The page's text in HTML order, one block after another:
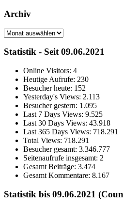
Archiv
Archiv
Statistik - Seit 09.06.2021
Online Visitors: 4
Heutige Aufrufe: 230
Besucher heute: 152
Yesterday's Views: 2.113
Besucher gestern: 1.095
Last 7 Days Views: 9.525
Last 30 Days Views: 43.918
Last 365 Days Views: 718.291
Total Views: 718.291
Besucher gesamt: 3.346.777
Seitenaufrufe insgesamt: 2
Gesamt Beiträge: 3.474
Gesamt Kommentare: 8.167
Statistik bis 09.06.2021